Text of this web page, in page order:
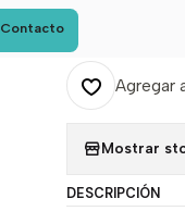
Contacto
Agregar
Mostrar
DESCRIPCIÓN